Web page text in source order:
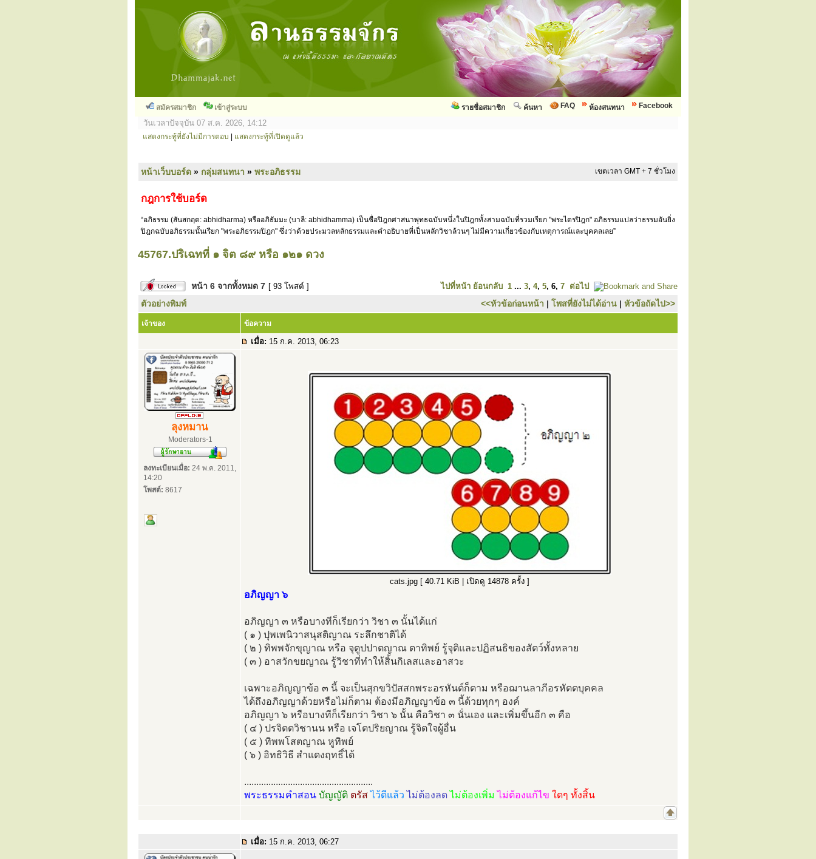
สมัครสมาชิก เข้าสู่ระบบ Facebook
ห้องสนทนา
FAQ
ค้นหา
รายชื่อสมาชิก
วันเวลาปัจจุบัน 07 ส.ค. 2026, 14:12
แสดงกระทู้ที่ยังไม่มีการตอบ แสดงกระทู้ที่เปิดดูแล้ว
หน้าเว็บบอร์ด » กลุ่มสนทนา » พระอภิธรรม เขตเวลา GMT + 7 ชั่วโมง
กฎการใช้บอร์ด
“อภิธรรม (สันสกฤต: abhidharma) หรืออภิธัมมะ (บาลี: abhidhamma) เป็นชื่อปิฎกศาสนาพุทธฉบับหนึ่งในปิฎกทั้งสามฉบับที่รวมเรียก "พระไตรปิฎก" อภิธรรมแปลว่าธรรมอันยิ่ง
ปิฎกฉบับอภิธรรมนั้นเรียก "พระอภิธรรมปิฎก" ซึ่งว่าด้วยประมวลหลักธรรมและคำอธิบายที่เป็นหลักวิชาล้วนๆ ไม่มีความเกี่ยวข้องกับเหตุการณ์และบุคคลเลย”
45767.ปริเฉทที่ ๑ จิต ๘๙ หรือ ๑๒๑ ดวง
หน้า 6 จากทั้งหมด 7 [ 93 โพสต์ ] ไปที่หน้า ย้อนกลับ 1 ... 3, 4, 5, 6, 7 ต่อไป
ตัวอย่างพิมพ์ <<หัวข้อก่อนหน้า | โพสที่ยังไม่ได้อ่าน | หัวข้อถัดไป>>
เจ้าของ ข้อความ
เมื่อ: 15 ก.ค. 2013, 06:23
ลุงหมาน
Moderators-1
ลงทะเบียนเมื่อ: 24 พ.ค. 2011,
14:20
โพสต์: 8617
cats.jpg [ 40.71 KiB | เปิดดู 14878 ครั้ง ]
อภิญญา ๖
อภิญญา ๓ หรือบางทีก็เรียกว่า วิชา ๓ นั้นได้แก่
( ๑ ) ปุพเพนิวาสนุสติญาณ ระลึกชาติได้
( ๒ ) ทิพพจักขุญาณ หรือ จุตูปปาตญาณ ตาทิพย์ รู้จุติและปฏิสนธิของสัตว์ทั้งหลาย
( ๓ ) อาสวักขยญาณ รู้วิชาที่ทำให้สิ้นกิเลสและอาสวะ
เฉพาะอภิญญาข้อ ๓ นี้ จะเป็นสุกขวิปัสสกพระอรหันต์ก็ตาม หรือฌานลาภีอรหัตตบุคคล
ได้ถึงอภิญญาด้วยหรือไม่ก็ตาม ต้องมีอภิญญาข้อ ๓ นี้ด้วยทุกๆ องค์
อภิญญา ๖ หรือบางทีก็เรียกว่า วิชา ๖ นั้น คือวิชา ๓ นั่นเอง และเพิ่มขึ้นอีก ๓ คือ
( ๔ ) ปรจิตตวิชานน หรือ เจโตปริยญาณ รู้จิตใจผู้อื่น
( ๕ ) ทิพพโสตญาณ หูทิพย์
( ๖ ) อิทธิวิธี สำแดงฤทธิ์ได้
.....................................................
พระธรรมคำสอน บัญญัติ ตรัสไว้ดีแล้วไม่ต้องลดไม่ต้องเพิ่ม ไม่ต้องแก้ไข ใดๆ ทั้งสิ้น
เมื่อ: 15 ก.ค. 2013, 06:27